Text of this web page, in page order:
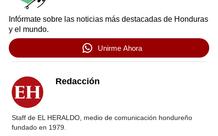
Infórmate sobre las noticias más destacadas de Honduras
y el mundo.
Unirme Ahora
Redacción
Staff de EL HERALDO, medio de comunicación hondureño
fundado en 1979.